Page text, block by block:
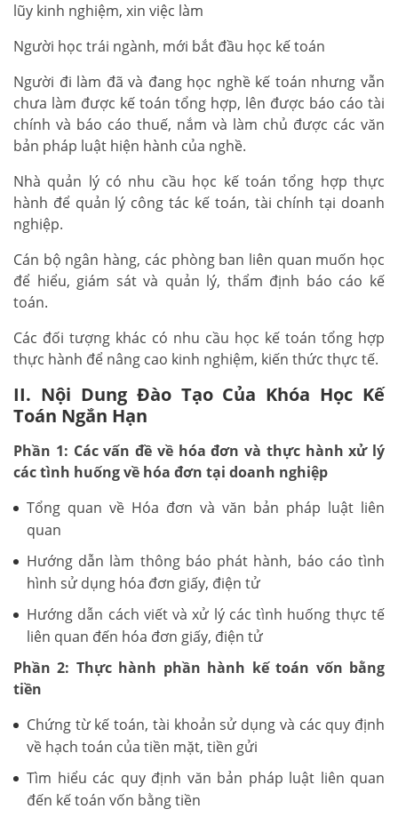
lũy kinh nghiệm, xin việc làm
Người học trái ngành, mới bắt đầu học kế toán
Người đi làm đã và đang học nghề kế toán nhưng vẫn
chưa làm được kế toán tổng hợp, lên được báo cáo tài
chính và báo cáo thuế, nắm và làm chủ được các văn
bản pháp luật hiện hành của nghề.
Nhà quản lý có nhu cầu học kế toán tổng hợp thực
hành để quản lý công tác kế toán, tài chính tại doanh
nghiệp.
Cán bộ ngân hàng, các phòng ban liên quan muốn học
để hiểu, giám sát và quản lý, thẩm định báo cáo kế
toán.
Các đối tượng khác có nhu cầu học kế toán tổng hợp
thực hành để nâng cao kinh nghiệm, kiến thức thực tế.
II. Nội Dung Đào Tạo Của Khóa Học Kế
Toán Ngắn Hạn
Phần 1: Các vấn đề về hóa đơn và thực hành xử lý
các tình huống về hóa đơn tại doanh nghiệp
Tổng quan về Hóa đơn và văn bản pháp luật liên
quan
Hướng dẫn làm thông báo phát hành, báo cáo tình
hình sử dụng hóa đơn giấy, điện tử
Hướng dẫn cách viết và xử lý các tình huống thực tế
liên quan đến hóa đơn giấy, điện tử
Phần 2: Thực hành phần hành kế toán vốn bằng
tiền
Chứng từ kế toán, tài khoản sử dụng và các quy định
về hạch toán của tiền mặt, tiền gửi
Tìm hiểu các quy định văn bản pháp luật liên quan
đến kế toán vốn bằng tiền